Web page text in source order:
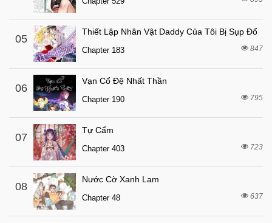
05
Thiết Lập Nhân Vật Daddy Của Tôi Bị Sụp Đổ
Chapter 183 847
06
Vạn Cổ Đệ Nhất Thần
Chapter 190 795
07
Tự Cẩm
Chapter 403 723
08
Nước Cờ Xanh Lam
Chapter 48 637